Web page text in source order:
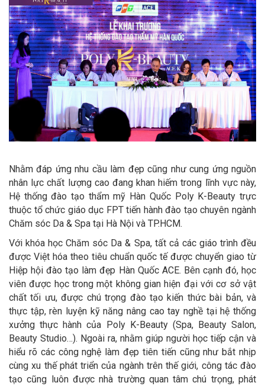
Nhằm đáp ứng nhu cầu làm đẹp cũng như cung ứng nguồn
nhân lực chất lượng cao đang khan hiếm trong lĩnh vực này,
Hệ thống đào tạo thẩm mỹ Hàn Quốc Poly K-Beauty trực
thuộc tổ chức giáo dục FPT tiến hành đào tạo chuyên ngành
Chăm sóc Da & Spa tại Hà Nội và TP.HCM.
Với khóa học Chăm sóc Da & Spa, tất cả các giáo trình đều
được Việt hóa theo tiêu chuẩn quốc tế được chuyển giao từ
Hiệp hội đào tạo làm đẹp Hàn Quốc ACE. Bên cạnh đó, học
viên được học trong một không gian hiện đại với cơ sở vật
chất tối ưu, được chú trọng đào tạo kiến thức bài bản, và
thực tập, rèn luyện kỹ năng nâng cao tay nghề tại hệ thống
xưởng thực hành của Poly K-Beauty (Spa, Beauty Salon,
Beauty Studio…). Ngoài ra, nhằm giúp người học tiếp cận và
hiểu rõ các công nghệ làm đẹp tiên tiến cũng như bắt nhịp
cùng xu thế phát triển của ngành trên thế giới, công tác đào
tạo cũng luôn được nhà trường quan tâm chú trọng, phát